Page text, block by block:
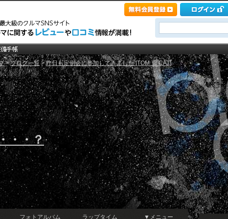
>ブログ一覧>昨日も定例会に参加してきました [TOM ☆ CAT]
・・？
フォトアルバム ラップタイム ▼メニュー